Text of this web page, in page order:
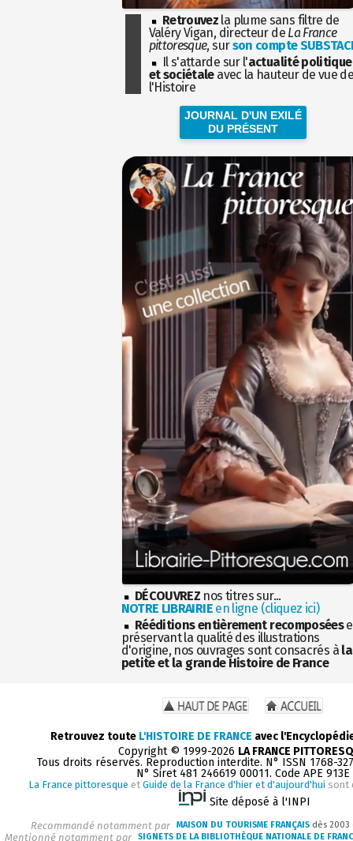
Retrouvez la plume sans filtre de
Valéry Vigan, directeur de La France
pittoresque, surson compte
Il s'attarde sur l'actualité politique
et sociétaleavec la hauteur de vue
l'Histoire
JOURNAL D'UN EXILÉ
DU PRÉSENT
DÉCOUVREZ nos titres sur...
NOTRE LIBRAIRIEen ligne (cliquez ici)
Rééditions entièrement recomposées
préservant la qualité des illustrations
d'origine, nos ouvrages sont consacrés à la
petite et la grande Histoire de France
Retrouvez toute L'HISTOIRE DE FRANCE avec
Copyright © 1999-2026 LA FRANCE
Tous droits réservés. Reproduction interdite. N° ISSN 1768-
N° Siret 481 246619 00011. Code APE 913E
La France pittoresque et Guide de la France d'hier et d'aujourd'hui sont
Site déposé à l'INPI
Recommandé notamment par MAISON DU TOURISME FRANÇAIS dès
Mentionné notamment par SIGNETS DE LA BIBLIOTHÈQUE NATIONALE DE